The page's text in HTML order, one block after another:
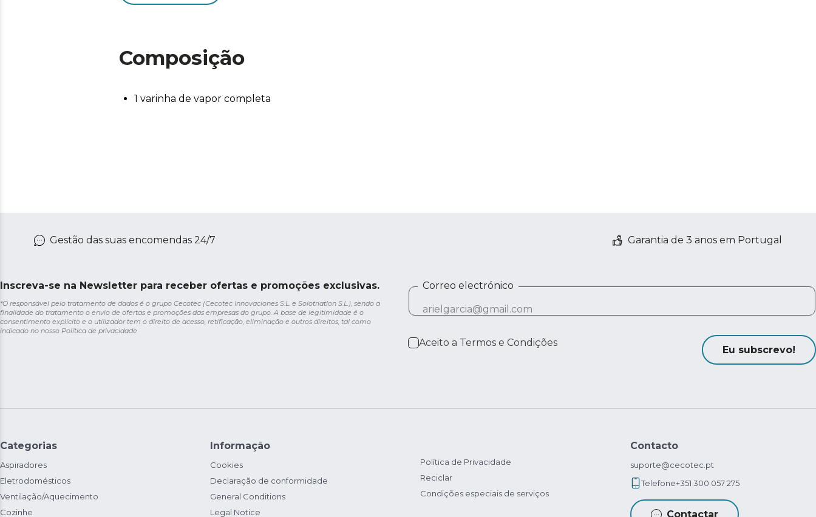
Composição
1 varinha de vapor completa
Gestão das suas encomendas 24/7 Garantia de 3 anos em Portugal
Inscreva-se na Newsletter para receber ofertas e promoções exclusivas.
*O responsável pelo tratamento de dados é o grupo Cecotec (Cecotec Innovaciones S.L. e Solotriatlon S.L.), sendo a
finalidade do tratamento o envio de ofertas e promoções das empresas do grupo. A base de legitimidade é o
consentimento explícito e o utilizador tem o direito de acesso, retificação, eliminação e outros direitos, tal como
indicado no nosso Política de privacidade
Correo electrónico
Aceito a Termos e Condições
Eu subscrevo!
Categorias
Aspiradores
Eletrodomésticos
Ventilação/Aquecimento
Cozinhe
Informação
Cookies
Declaração de conformidade
General Conditions
Legal Notice
Política de Privacidade
Reciclar
Condições especiais de serviços
Contacto
suporte@cecotec.pt
Telefone+351 300 057 275
Contactar